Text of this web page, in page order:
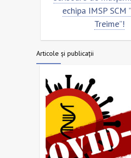
echipa IMSP SCM
Treime”!
Articole și publicații